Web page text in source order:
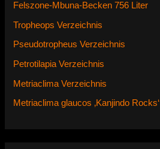
Felszone-Mbuna-Becken 756 Liter
Tropheops Verzeichnis
Pseudotropheus Verzeichnis
Petrotilapia Verzeichnis
Metriaclima Verzeichnis
Metriaclima glaucos ‚Kanjindo Rocks‘